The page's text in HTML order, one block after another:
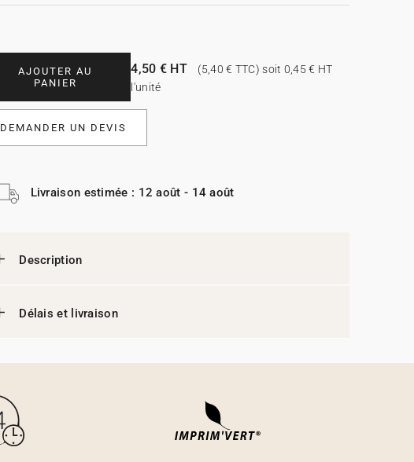
AJOUTER AU
PANIER
4,50 € HT
(5,40 € TTC) soit 0,45 € HT
l'unité
DEMANDER UN DEVIS
Livraison estimée : 12 août - 14 août
Description
Délais et livraison